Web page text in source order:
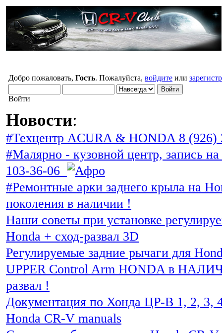
Добро пожаловать, Гость. Пожалуйста, войдите или
Войти
Новости:
#Техцентр ACURA & HONDA 8 (926)
#Малярно - кузовной центр, запись
103-36-06
#Ремонтные арки заднего крыла на
поколения в наличии !
Наши советы при установке
Honda + сход-развал 3D
Регулируемые задние рычаги для
UPPER Control Arm HONDA в
развал !
Документация по Хонда ЦР-В 1, 2, 3,
Honda CR-V manuals